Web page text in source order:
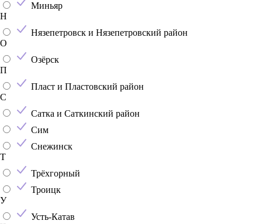
Миньяр
Н
Нязепетровск и Нязепетровский район
О
Озёрск
П
Пласт и Пластовский район
С
Сатка и Саткинский район
Сим
Снежинск
Т
Трёхгорный
Троицк
У
Усть-Катав